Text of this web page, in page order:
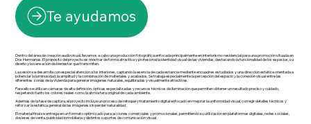
Te ayudamos
Dentro del área de creación audiovisual, llevamos a cabo una producción fotográfica enfocada principalmente en interiorismo residencial para una promoción situada en
Dos Hermanas. El propósito del proyecto es mostrar de forma atractiva y profesional la identidad visual de las viviendas, destacando la funcionalidad de los espacios, su
diseño y la sensación de bienestar que transmiten.
La sesión se desarrolla con especial atención a los interiores, captando la esencia de cada estancia mediante encuadres estudiados y una dirección estética orientada a
potenciar la luminosidad, la amplitud y la combinación de materiales y acabados. Se trabaja especialmente la percepción del espacio y la conexión visual entre las
diferentes zonas de la vivienda para generar imágenes naturales, equilibradas y visualmente atractivas.
Para ello se utilizan cámaras de alta definición, ópticas especializadas y recursos técnicos de iluminación que permiten obtener un resultado preciso y cuidado,
respetando tanto los colores reales como la atmósfera original de cada ambiente.
Además de la fase de captura, el proyecto incluye un proceso de retoque y tratamiento digital enfocado en mejorar la uniformidad visual, corregir detalles técnicos y
reforzar la estética general de las imágenes sin perder naturalidad.
El material final se entrega en un formato optimizado para acciones comerciales y promocionales, permitiendo su utilización en plataformas digitales, redes sociales,
dosieres de venta, publicidad inmobiliaria y distintos soportes de comunicación visual.